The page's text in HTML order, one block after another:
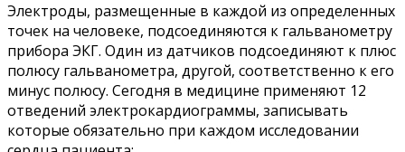
Электроды, размещенные в каждой из определенных
точек на человеке, подсоединяются к гальванометру
прибора ЭКГ. Один из датчиков подсоединяют к плюс
полюсу гальванометра, другой, соответственно к его
минус полюсу. Сегодня в медицине применяют 12
отведений электрокардиограммы, записывать
которые обязательно при каждом исследовании